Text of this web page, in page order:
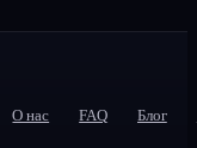
О нас FAQ Блог